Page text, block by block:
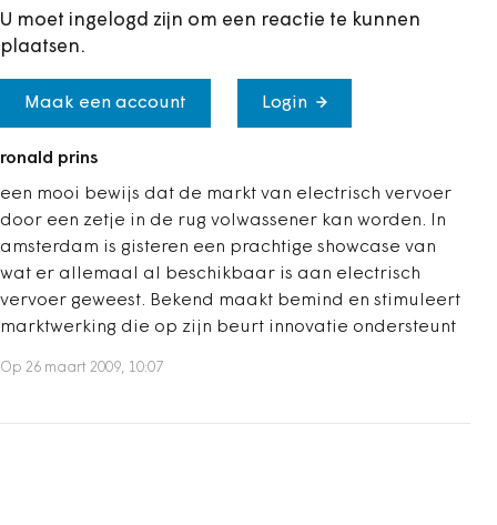
U moet ingelogd zijn om een reactie te kunnen
plaatsen.
Maak een account Login
ronald prins
een mooi bewijs dat de markt van electrisch vervoer
door een zetje in de rug volwassener kan worden. In
amsterdam is gisteren een prachtige showcase van
wat er allemaal al beschikbaar is aan electrisch
vervoer geweest. Bekend maakt bemind en stimuleert
marktwerking die op zijn beurt innovatie ondersteunt
Op 26 maart 2009, 10:07